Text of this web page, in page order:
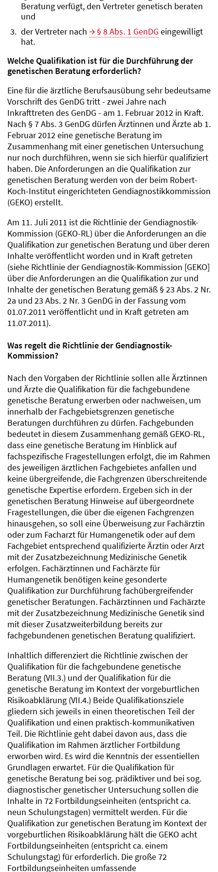
Beratung verfügt, den Vertreter genetisch beraten
und
der Vertreter nach
§ 8 Abs. 1 GenDG eingewilligt
hat.
Welche Qualifikation ist für die Durchführung der
genetischen Beratung erforderlich?
Eine für die ärztliche Berufsausübung sehr bedeutsame
Vorschrift des GenDG tritt - zwei Jahre nach
Inkrafttreten des GenDG - am 1. Februar 2012 in Kraft.
Nach § 7 Abs. 3 GenDG dürfen Ärztinnen und Ärzte ab 1.
Februar 2012 eine genetische Beratung im
Zusammenhang mit einer genetischen Untersuchung
nur noch durchführen, wenn sie sich hierfür qualifiziert
haben. Die Anforderungen an die Qualifikation zur
genetischen Beratung werden von der beim Robert-
Koch-Institut eingerichteten Gendiagnostikkommission
(GEKO) erstellt.
Am 11. Juli 2011 ist die Richtlinie der Gendiagnostik-
Kommission (GEKO-RL) über die Anforderungen an die
Qualifikation zur genetischen Beratung und über deren
Inhalte veröffentlicht worden und in Kraft getreten
(siehe Richtlinie der Gendiagnostik-Kommission [GEKO]
über die Anforderungen an die Qualifikation zur und
Inhalte der genetischen Beratung gemäß § 23 Abs. 2 Nr.
2a und 23 Abs. 2 Nr. 3 GenDG in der Fassung vom
01.07.2011 veröffentlicht und in Kraft getreten am
11.07.2011).
Was regelt die Richtlinie der Gendiagnostik-
Kommission?
Nach den Vorgaben der Richtlinie sollen alle Ärztinnen
und Ärzte die Qualifikation für die fachgebundene
genetische Beratung erwerben oder nachweisen, um
innerhalb der Fachgebietsgrenzen genetische
Beratungen durchführen zu dürfen. Fachgebunden
bedeutet in diesem Zusammenhang gemäß GEKO-RL,
dass eine genetische Beratung im Hinblick auf
fachspezifische Fragestellungen erfolgt, die im Rahmen
des jeweiligen ärztlichen Fachgebietes anfallen und
keine übergreifende, die Fachgrenzen überschreitende
genetische Expertise erfordern. Ergeben sich in der
genetischen Beratung Hinweise auf übergeordnete
Fragestellungen, die über die eigenen Fachgrenzen
hinausgehen, so soll eine Überweisung zur Fachärztin
oder zum Facharzt für Humangenetik oder auf dem
Fachgebiet entsprechend qualifizierte Ärztin oder Arzt
mit der Zusatzbezeichnung Medizinische Genetik
erfolgen. Fachärztinnen und Fachärzte für
Humangenetik benötigen keine gesonderte
Qualifikation zur Durchführung fachübergreifender
genetischer Beratungen. Fachärztinnen und Fachärzte
mit der Zusatzbezeichnung Medizinische Genetik sind
mit dieser Zusatzweiterbildung bereits zur
fachgebundenen genetischen Beratung qualifiziert.
Inhaltlich differenziert die Richtlinie zwischen der
Qualifikation für die fachgebundene genetische
Beratung (VII.3.) und der Qualifikation für die
genetische Beratung im Kontext der vorgeburtlichen
Risikoabklärung (VII.4.) Beide Qualifikationsziele
gliedern sich jeweils in einen theoretischen Teil der
Qualifikation und einen praktisch-kommunikativen
Teil. Die Richtlinie geht dabei davon aus, dass die
Qualifikation im Rahmen ärztlicher Fortbildung
erworben wird. Es wird die Kenntnis der essentiellen
Grundlagen erwartet. Für die Qualifikation für
genetische Beratung bei sog. prädiktiver und bei sog.
diagnostischer genetischer Untersuchung sollen die
Inhalte in 72 Fortbildungseinheiten (entspricht ca.
neun Schulungstagen) vermittelt werden. Für die
Qualifikation zur genetischen Beratung im Kontext der
vorgeburtlichen Risikoabklärung hält die GEKO acht
Fortbildungseinheiten (entspricht ca. einem
Schulungstag) für erforderlich. Die große 72
Fortbildungseinheiten umfassende